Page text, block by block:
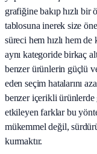
grafiğine bakıp hızlı bir
tablosuna inerek size
süreci hem hızlı hem
aynı kategoride birkaç
benzer ürünlerin güçlü
eden seçim hatalarını
benzer içerikli ürünlerde
etkileyen farklar bu
mükemmel değil,
kurmaktır.